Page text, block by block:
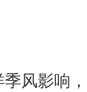
风影响